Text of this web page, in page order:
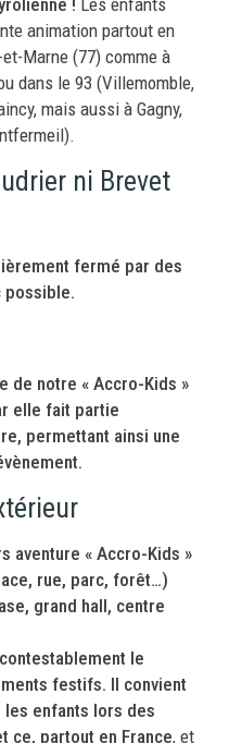
! Les enfants
animationpartout en
Marne (77) comme à
dans le 93 (Villemomble,
mais aussi à Gagny,
ni Brevet
fermé par des
possible.
de notre « Accro-Kids »
elle fait partie
permettant ainsi une
aventure « Accro-Kids »
rue, parc, forêt…)
grand hall, centre
le
festifs. Il convient
les enfants lors des
ce, partout en France, et